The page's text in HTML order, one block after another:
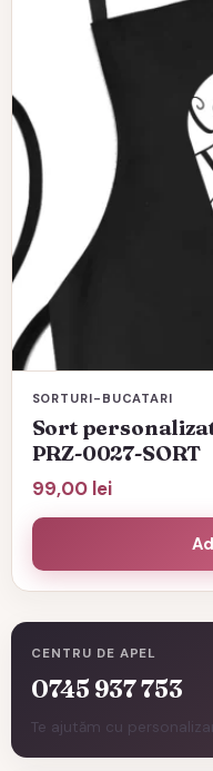
CENTRU DE APEL
0745 937 753
Te ajutăm cu
SORTURI-BUCATARI
Sort
PRZ-0027-SORT
99,00 lei